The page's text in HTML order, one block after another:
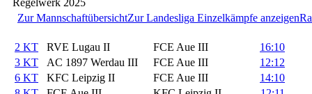
Zur MannschaftübersichtZur Landesliga Einzelkämpfe anzeigen
2 KT RVE Lugau II FCE Aue III
16:10
3 KT
AC 1897 Werdau III FCE Aue III
12:12
6 KT
KFC Leipzig II FCE Aue III
14:10